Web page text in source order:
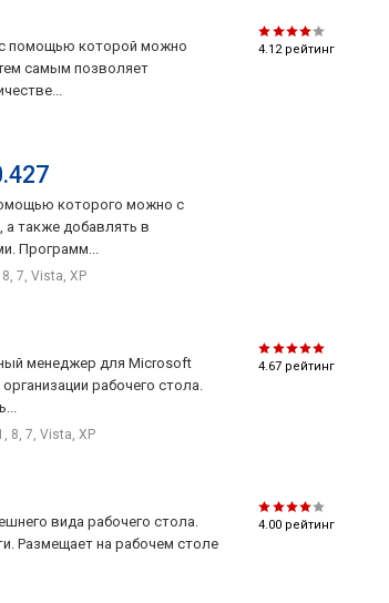
4.12рейтинг
с помощью которой можно
самым позволяет
которого можно с
а также добавлять в
Программ...
7, Vista, XP
4.67 рейтинг
менеджер для Microsoft
рабочего стола.
8, 7, Vista, XP
4.00 рейтинг
вида рабочего стола.
Размещает на рабочем столе